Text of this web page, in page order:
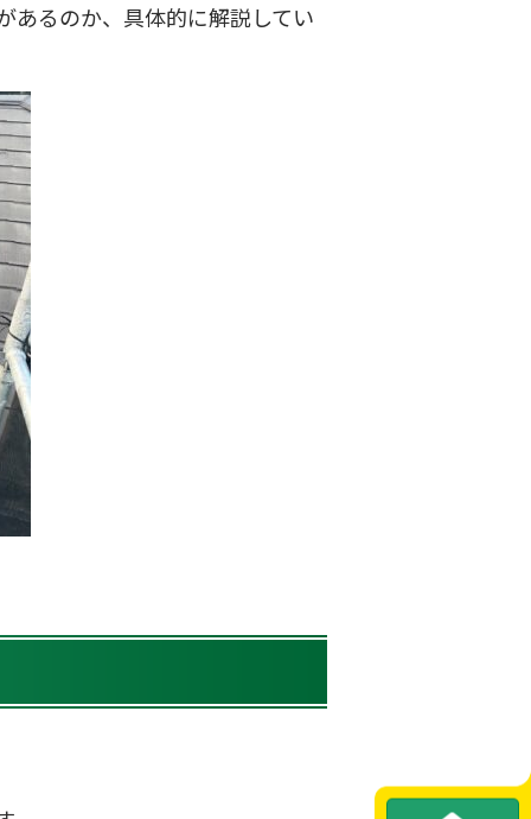
あるのか、具体的に解説してい